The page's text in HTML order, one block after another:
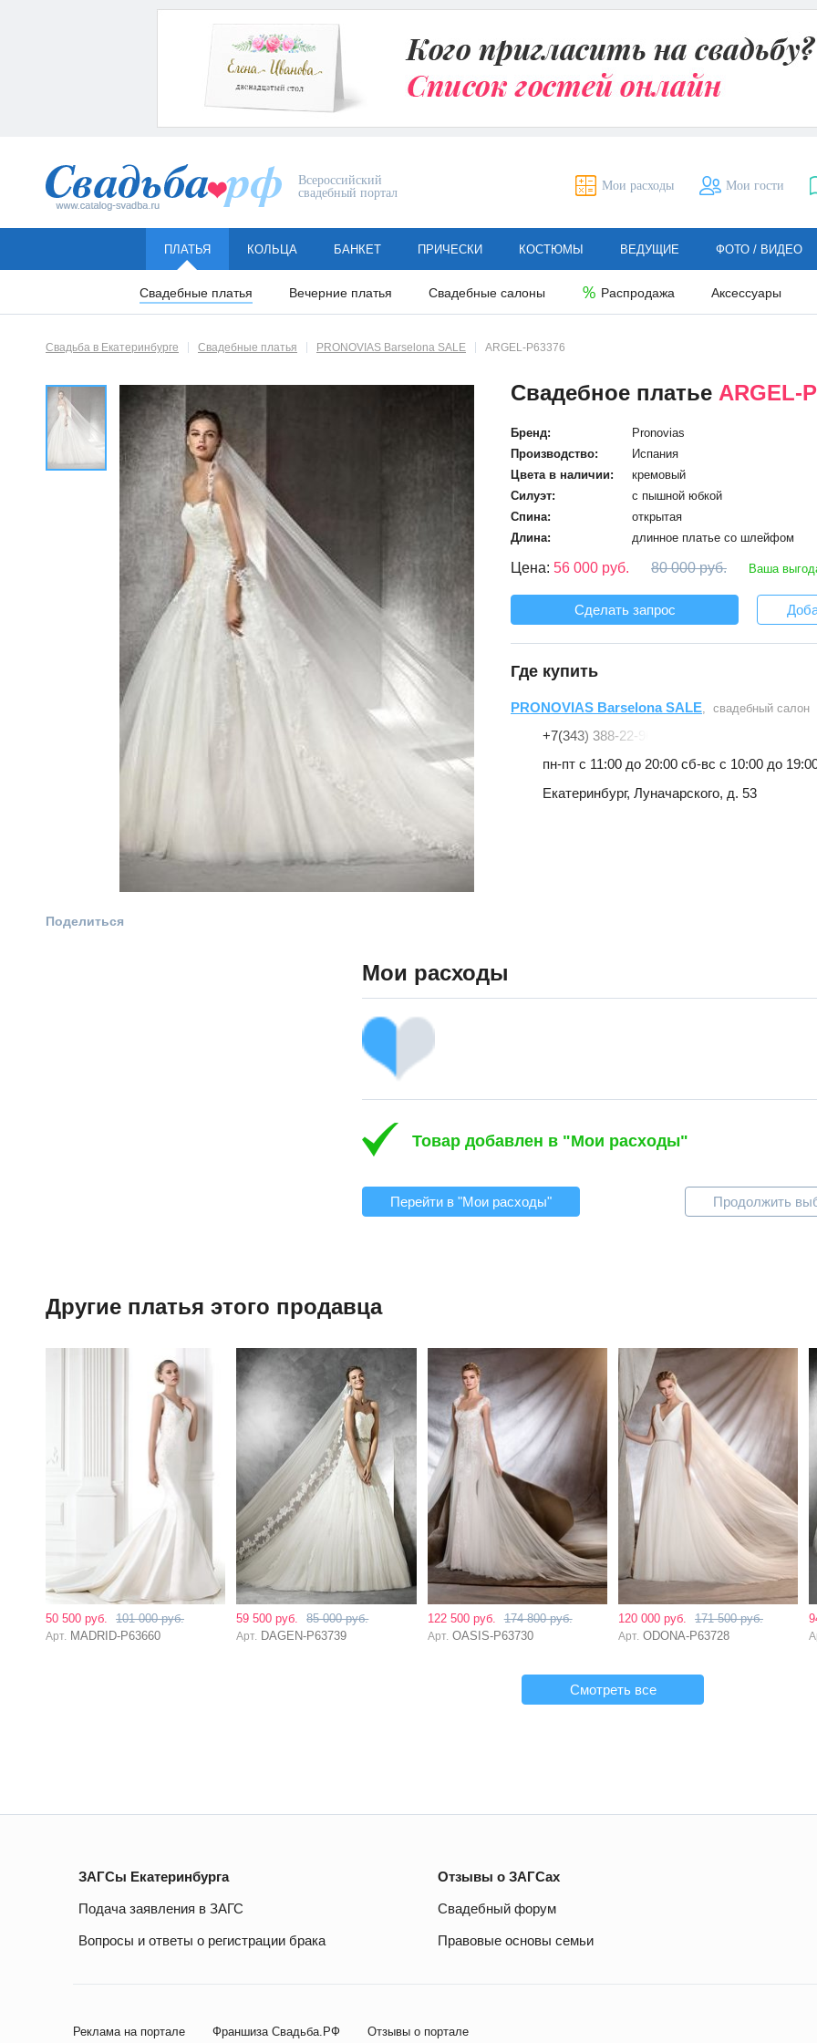
Всероссийский
свадебный портал
Мои расходы Мои гости
ПЛАТЬЯ
Свадебные платья Вечерние платья Свадебные салоны Распродажа Аксессуары
КОЛЬЦА БАНКЕТ ПРИЧЕСКИ КОСТЮМЫ ВЕДУЩИЕ ФОТО / ВИДЕО
Свадьба в Екатеринбурге Свадебные платья PRONOVIAS Barselona SALE ARGEL-P63376
Поделиться
Свадебное платье ARGEL-
Бренд:
Pronovias
Производство:
Испания
Цвета в наличии:
кремовый
Силуэт:
с пышной юбкой
Спина:
открытая
Длина:
длинное платье со шлейфом
Цена: 56 000 руб. 80 000 руб. Ваша
Сделать запрос
Где купить
PRONOVIAS Barselona SALE, свадебный салон
+7(343) 388-22-96
пн-пт c 11:00 до 20:00 сб-вс с 10:00 до
Екатеринбург, Луначарского, д. 53
Мои расходы
Товар добавлен в "Мои расходы"
Перейти в "Мои расходы" Продолжить
Другие платья этого продавца
50 500 руб. 101 000 руб.
Арт. MADRID-P63660
59 500 руб. 85 000 руб.
Арт. DAGEN-P63739
122 500 руб. 174 800 руб.
Арт.OASIS-P63730
120 000 руб. 171 500 руб.
Арт.ODONA-P63728
Смотреть все
ЗАГСы Екатеринбурга
Подача заявления в ЗАГС
Вопросы и ответы о регистрации брака
Отзывы о ЗАГСах
Свадебный форум
Правовые основы семьи
Реклама на портале Франшиза Свадьба.РФ Отзывы о портале